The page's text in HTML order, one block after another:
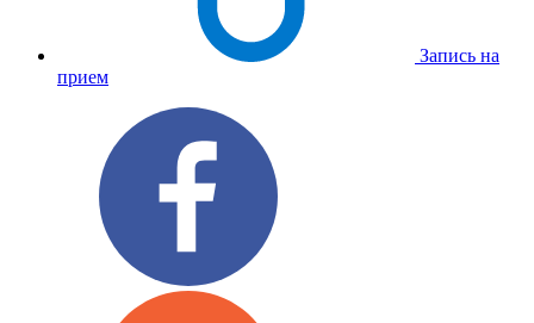
Запись на
прием